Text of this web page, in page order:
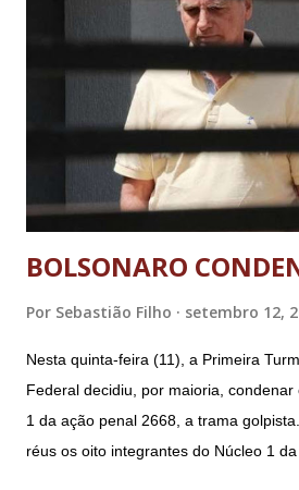
BOLSONARO
Por Sebastião Filho setembro 12,
Nesta quinta-feira (11), a Primeira
Federal decidiu, por maioria,
1 da ação penal 2668, a trama
réus os oito integrantes do Núcleo 1 da